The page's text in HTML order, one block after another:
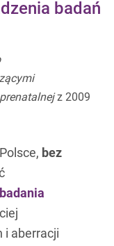
badań
z 2009
bez
i aberracji